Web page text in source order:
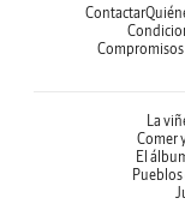
Contactar
La
Comer
El